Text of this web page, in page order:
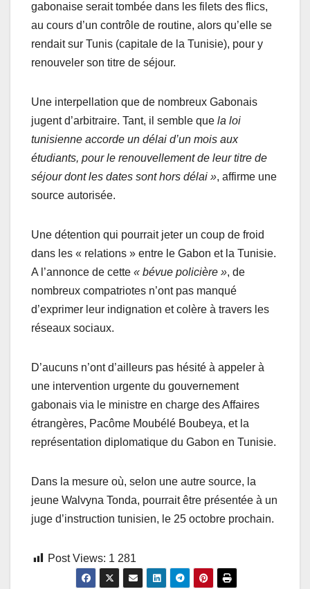
gabonaise serait tombée dans les filets des flics,
au cours d’un contrôle de routine, alors qu’elle se
rendait sur Tunis (capitale de la Tunisie), pour y
renouveler son titre de séjour.
Une interpellation que de nombreux Gabonais
jugent d’arbitraire. Tant, il semble que la loi
tunisienne accorde un délai d’un mois aux
étudiants, pour le renouvellement de leur titre de
séjour dont les dates sont hors délai », affirme une
source autorisée.
Une détention qui pourrait jeter un coup de froid
dans les « relations » entre le Gabon et la Tunisie.
A l’annonce de cette « bévue policière », de
nombreux compatriotes n’ont pas manqué
d’exprimer leur indignation et colère à travers les
réseaux sociaux.
D’aucuns n’ont d’ailleurs pas hésité à appeler à
une intervention urgente du gouvernement
gabonais via le ministre en charge des Affaires
étrangères, Pacôme Moubélé Boubeya, et la
représentation diplomatique du Gabon en Tunisie.
Dans la mesure où, selon une autre source, la
jeune Walvyna Tonda, pourrait être présentée à un
juge d’instruction tunisien, le 25 octobre prochain.
Post Views: 1 281